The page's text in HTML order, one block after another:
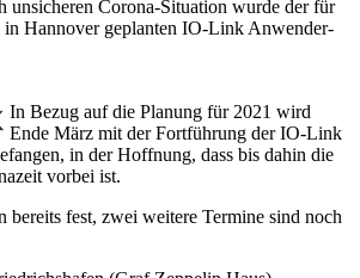
unsicheren Corona-Situation wurde der für
in Hannover geplanten IO-Link Anwender-
In Bezug auf die Planung für 2021 wird
Ende März mit der Fortführung der IO-Link
in der Hoffnung, dass bis dahin die
vorbei ist.
bereits fest, zwei weitere Termine sind noch